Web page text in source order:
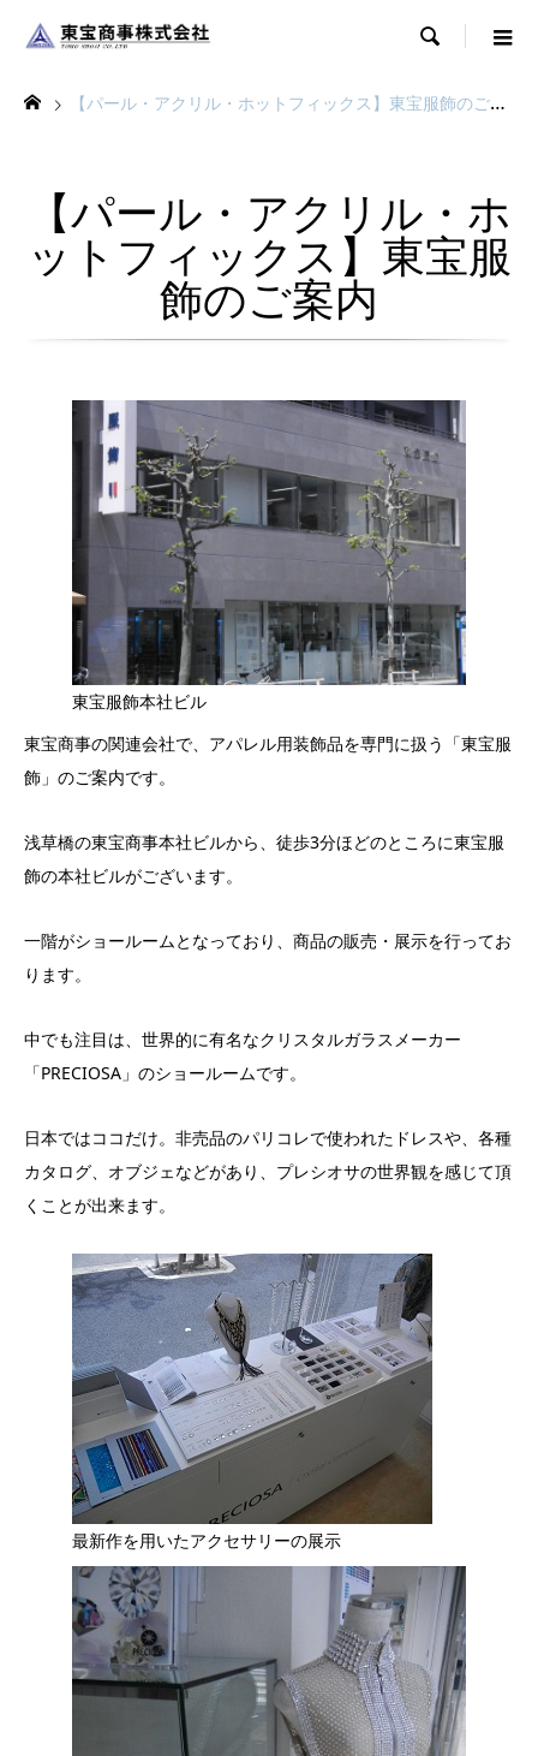

【パール・アクリル・ホットフィックス】東宝服飾のご案内
【パール・アクリル・ホ
ットフィックス】東宝服
飾のご案内
東宝服飾本社ビル
東宝商事の関連会社で、アパレル用装飾品を専門に扱う「東宝服
飾」のご案内です。
浅草橋の東宝商事本社ビルから、徒歩3分ほどのところに東宝服
飾の本社ビルがございます。
一階がショールームとなっており、商品の販売・展示を行ってお
ります。
中でも注目は、世界的に有名なクリスタルガラスメーカー
「PRECIOSA」のショールームです。
日本ではココだけ。非売品のパリコレで使われたドレスや、各種
カタログ、オブジェなどがあり、プレシオサの世界観を感じて頂
くことが出来ます。
最新作を用いたアクセサリーの展示